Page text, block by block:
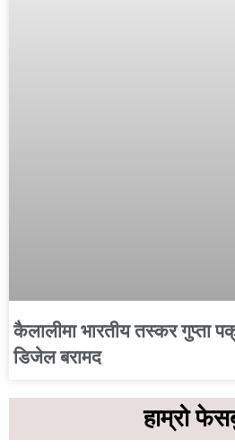
कैलालीमा भारतीय तस्कर गुप्ता
डिजेल बरामद
हाम्रो